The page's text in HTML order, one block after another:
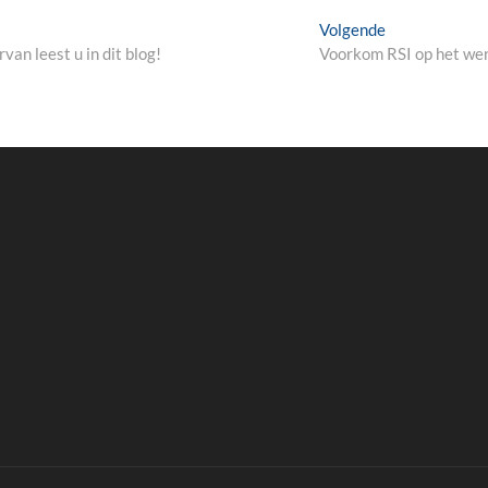
leest u in dit blog!
VolgendeVolgende
bericht:
Voorkom RSI op het